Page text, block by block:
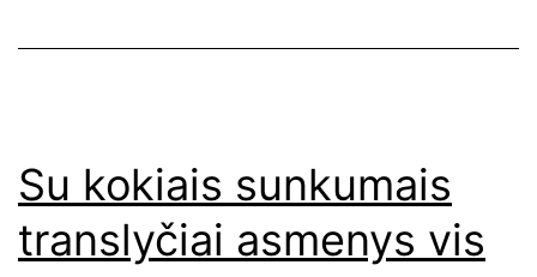
Su kokiais sunkumais
translyčiai asmenys vis